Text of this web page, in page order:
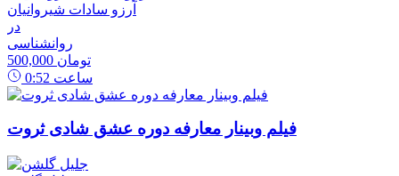
آرزو سادات شیروانیان
در
روانشناسی
500,000 تومان
0:52 ساعت
فیلم وبینار معارفه دوره عشق شادی ثروت